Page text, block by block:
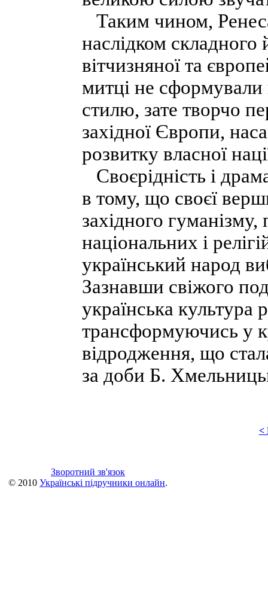
Таким чином,
наслідком складного
вітчизняної та
митці не сформували
стилю, зате творчо
західної Європи,
розвитку власної
Своєрідність і
в тому, що своєї
західного
національних і
український народ
Зазнавши свіжого
українська культура
трансформуючись у
відродження, що
за доби Б.
<
Зворотний зв'язок
© 2010 Українські підручники онлайн.